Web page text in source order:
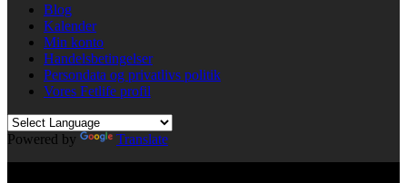
Blog
Kalender
Min konto
Handelsbetingelser
Persondata og privatlivs politik
Vores Fetlife profil
Powered by
Translate